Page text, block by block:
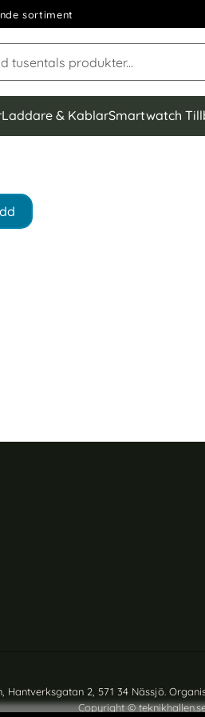
sortiment
Sök på Narse
Laddare & KablarSmartwatch
Hantverksgatan 2, 571 34 Nässjö.
Copyright ©